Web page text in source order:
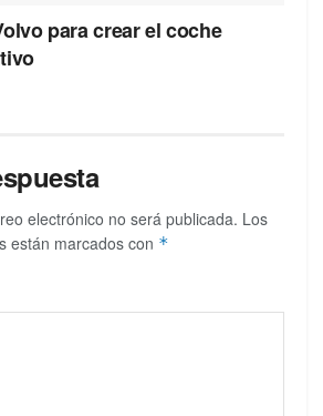
para crear el coche
electrónico no será publicada. Los
están marcados con *